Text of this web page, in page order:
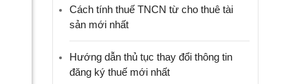
Cách tính thuế TNCN từ cho thuê tài
sản mới nhất
Hướng dẫn thủ tục thay đổi thông tin
đăng ký thuế mới nhất